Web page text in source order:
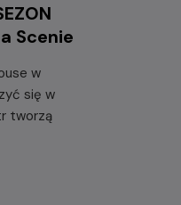
Scenie
w
się w
tworzą